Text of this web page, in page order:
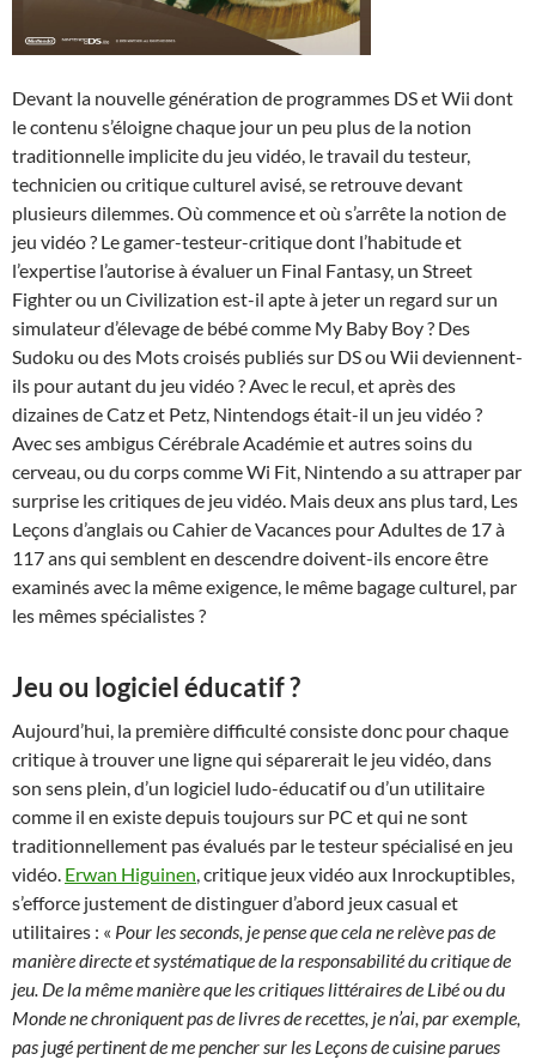
Devant la nouvelle génération de programmes DS et Wii dont
le contenu s’éloigne chaque jour un peu plus de la notion
traditionnelle implicite du jeu vidéo, le travail du testeur,
technicien ou critique culturel avisé, se retrouve devant
plusieurs dilemmes. Où commence et où s’arrête la notion de
jeu vidéo ? Le gamer-testeur-critique dont l’habitude et
l’expertise l’autorise à évaluer un Final Fantasy, un Street
Fighter ou un Civilization est-il apte à jeter un regard sur un
simulateur d’élevage de bébé comme My Baby Boy ? Des
Sudoku ou des Mots croisés publiés sur DS ou Wii deviennent-
ils pour autant du jeu vidéo ? Avec le recul, et après des
dizaines de Catz et Petz, Nintendogs était-il un jeu vidéo ?
Avec ses ambigus Cérébrale Académie et autres soins du
cerveau, ou du corps comme Wi Fit, Nintendo a su attraper par
surprise les critiques de jeu vidéo. Mais deux ans plus tard, Les
Leçons d’anglais ou Cahier de Vacances pour Adultes de 17 à
117 ans qui semblent en descendre doivent-ils encore être
examinés avec la même exigence, le même bagage culturel, par
les mêmes spécialistes ?
Jeu ou logiciel éducatif ?
Aujourd’hui, la première difficulté consiste donc pour chaque
critique à trouver une ligne qui séparerait le jeu vidéo, dans
son sens plein, d’un logiciel ludo-éducatif ou d’un utilitaire
comme il en existe depuis toujours sur PC et qui ne sont
traditionnellement pas évalués par le testeur spécialisé en jeu
vidéo. Erwan Higuinen, critique jeux vidéo aux Inrockuptibles,
s’efforce justement de distinguer d’abord jeux casual et
utilitaires : « Pour les seconds, je pense que cela ne relève pas de
manière directe et systématique de la responsabilité du critique de
jeu. De la même manière que les critiques littéraires de Libé ou du
Monde ne chroniquent pas de livres de recettes, je n’ai, par exemple,
pas jugé pertinent de me pencher sur les Leçons de cuisine parues